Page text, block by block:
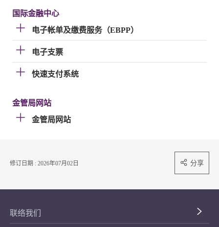
国际金融中心
电子帐单及缴费服务（EBPP）
电子支票
快速支付系统
金管局网站
金管局网站
修订日期 : 2026年07月02日 分享
联络我们